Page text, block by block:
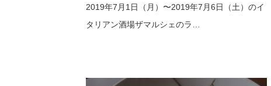
2019年7月1日（月）〜2019年7月6日（土）のイ
タリアン酒場ザマルシェのラ…